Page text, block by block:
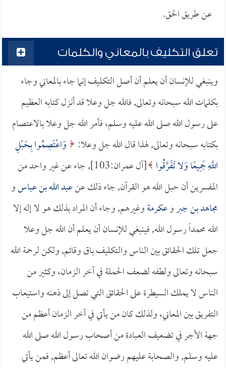
عن طريق الحق.
تعلق التكليف بالمعاني والكلمات
وينبغي للإنسان أن يعلم أن أصل التكليف إنما جاء بالمعاني وجاء
بكلمات الله سبحانه وتعالى, فالله جل وعلا قد أنزل كتابه العظيم
على رسول الله صلى الله عليه وسلم، فأمر الله جل وعلا بالاعتصام
بكتابه سبحانه وتعالى, لهذا قال الله جل وعلا:
وَاعْتَصِمُوا بِحَبْلِ
اللَّهِ جَمِيعًا وَلا تَفَرَّقُوا
[آل عمران:103], جاء عن غير واحد من
المفسرين أن حبل الله هو القرآن, جاء ذلك عنعبد الله بن عباسو
مجاهد بن جبروعكرمةوغيرهم, وجاء أن المراد بذلك هو لا إله إلا
الله محمداً رسول الله, فينبغي للإنسان أن يعلم أن الله جل وعلا
جعل تلك الحقائق بين الناس والتكليف باق وقائم, ولكن لرحمة الله
سبحانه وتعالى ولطفه لضعف الحملة في آخر الزمان، وكثير من
الناس لا يملك السيطرة على الحقائق التي تصل إلى ذهنه واستيعاب
التفريق بين المعاني، ولذلك كان من يأتي في آخر الزمان أعظم من
جهة الأجر في تضعيف العبادة من أصحاب رسول الله صلى الله
عليه وسلم, والصحابة عليهم رضوان الله تعالى أعظم, فمن يأتي